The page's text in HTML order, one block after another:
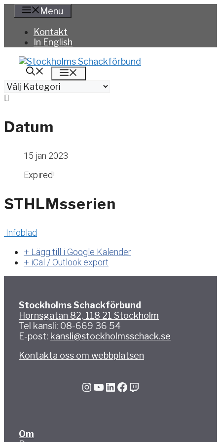
Hoppa
innehåll
Menu
Kontakt
In English
Kategorier
Datum
15 jan 2023
Expired!
STHLMsserien
Infoblad
+ Lägg till i Google Kalender
+ iCal / Outlook export
Stockholms Schackförbund
Hornsgatan 82, 118 21 Stockholm
Tel kansli: 08-669 36 54
E-post: kansli@stockholmsschack.se
Kontakta oss om webbplatsen
InstagramYouTube LinkedIn Facebook Twitch
Om